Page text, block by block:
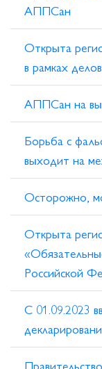
АППСан
Открыта
в рамках
АППСан на
Борьба с
выходит на
Осторожно,
Открыта
Российской
С 01.09.2023